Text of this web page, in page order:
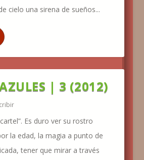
cielo una sirena de sueños...
AZULES | 3 (2012)
Es duro ver su rostro
la edad, la magia a punto de
tener que mirar a través